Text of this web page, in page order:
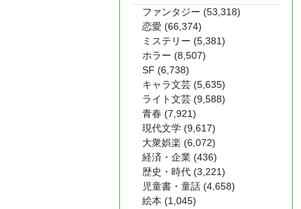
ファンタジー (53,318)
恋愛 (66,374)
ミステリー (5,381)
ホラー (8,507)
SF (6,738)
キャラ文芸 (5,635)
ライト文芸 (9,588)
青春 (7,921)
現代文学 (9,617)
大衆娯楽 (6,072)
経済・企業 (436)
歴史・時代 (3,221)
児童書・童話 (4,658)
絵本 (1,045)